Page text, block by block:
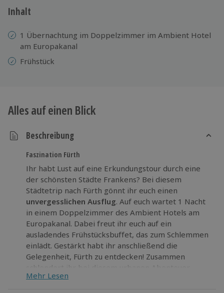
3 Jahre gültig & verlängerbar.
Inhalt
1 Übernachtung im Doppelzimmer im Ambient Hotel
am Europakanal
Frühstück
Alles auf einen Blick
Beschreibung
Faszination Fürth
Ihr habt Lust auf eine Erkundungstour durch eine
der schönsten Städte Frankens? Bei diesem
Städtetrip nach Fürth gönnt ihr euch einen
unvergesslichen Ausflug. Auf euch wartet 1 Nacht
in einem Doppelzimmer des Ambient Hotels am
Europakanal. Dabei freut ihr euch auf ein
ausladendes Frühstücksbuffet, das zum Schlemmen
einlädt. Gestärkt habt ihr anschließend die
Gelegenheit, Fürth zu entdecken! Zusammen
schlendert ihr bei diesem urbanen Abenteuer
durch die historische Altstadt. Fürth punktet dabei
Mehr Lesen